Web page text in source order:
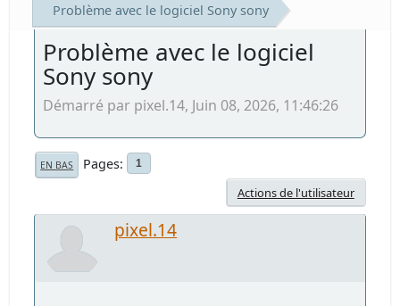
Problème avec le logiciel Sony sony
Problème avec le logiciel
Sony sony
Démarré par pixel.14, Juin 08, 2026, 11:46:26
EN BAS Pages 1
Actions de l'utilisateur
pixel.14